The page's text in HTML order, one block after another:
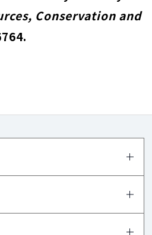
Conservation and